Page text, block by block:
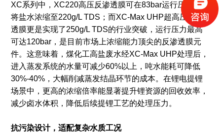
XC系列中，XC220高压反渗透膜可在83bar运行压力下，
将盐水浓缩至220g/L TDS；而XC-Max UHP超高压反渗
透膜更是实现了250g/L TDS的行业突破，运行压力最高
可达120bar，是目前市场上浓缩能力顶尖的反渗透膜元
件。这意味着，煤化工高盐废水经XC-Max UHP处理后，
进入蒸发系统的水量可减少60%以上，吨水能耗可降低
30%-40%，大幅削减蒸发结晶环节的成本。在锂电提锂
场景中，更高的浓缩倍率能显著提升锂资源的回收效率，
减少卤水体积，降低后续提锂工艺的处理压力。
抗污染设计，适配复杂水质工况